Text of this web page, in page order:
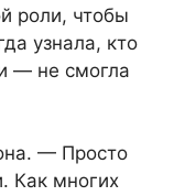
роли, чтобы
узнала, кто
— не смогла
— Просто
Как многих